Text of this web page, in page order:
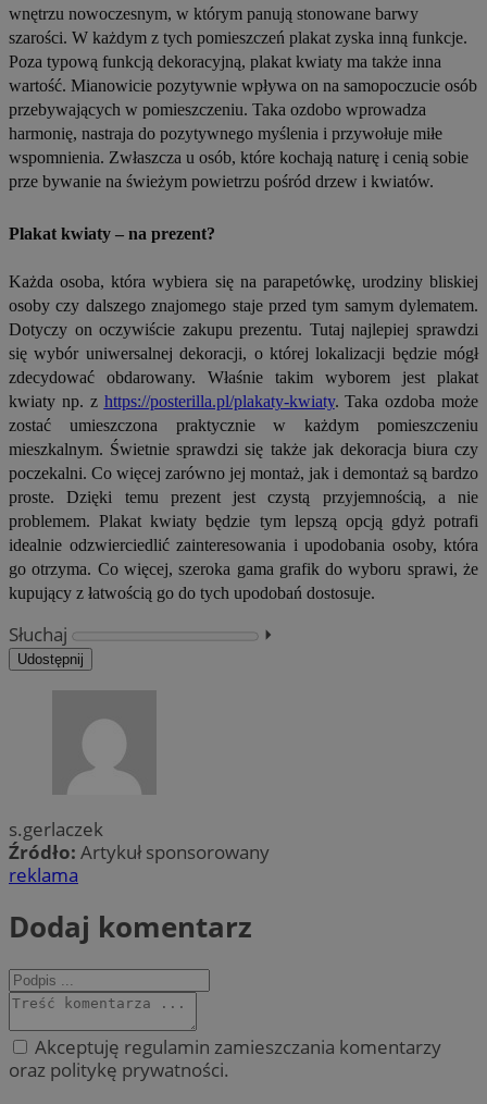
wnętrzu nowoczesnym, w którym panują stonowane barwy
szarości. W każdym z tych pomieszczeń plakat zyska inną funkcje.
Poza typową funkcją dekoracyjną, plakat kwiaty ma także inna
wartość. Mianowicie pozytywnie wpływa on na samopoczucie osób
przebywających w pomieszczeniu. Taka ozdobo wprowadza
harmonię, nastraja do pozytywnego myślenia i przywołuje miłe
wspomnienia. Zwłaszcza u osób, które kochają naturę i cenią sobie
prze bywanie na świeżym powietrzu pośród drzew i kwiatów.
Plakat kwiaty – na prezent?
Każda osoba, która wybiera się na parapetówkę, urodziny bliskiej
osoby czy dalszego znajomego staje przed tym samym dylematem.
Dotyczy on oczywiście zakupu prezentu. Tutaj najlepiej sprawdzi
się wybór uniwersalnej dekoracji, o której lokalizacji będzie mógł
zdecydować obdarowany. Właśnie takim wyborem jest plakat
kwiaty np. z https://posterilla.pl/plakaty-kwiaty. Taka ozdoba może
zostać umieszczona praktycznie w każdym pomieszczeniu
mieszkalnym. Świetnie sprawdzi się także jak dekoracja biura czy
poczekalni. Co więcej zarówno jej montaż, jak i demontaż są bardzo
proste. Dzięki temu prezent jest czystą przyjemnością, a nie
problemem. Plakat kwiaty będzie tym lepszą opcją gdyż potrafi
idealnie odzwierciedlić zainteresowania i upodobania osoby, która
go otrzyma. Co więcej, szeroka gama grafik do wyboru sprawi, że
kupujący z łatwością go do tych upodobań dostosuje.
Słuchaj ⏵︎
Udostępnij
s.gerlaczek
Źródło: Artykuł sponsorowany
reklama
Dodaj komentarz
Akceptuję regulamin zamieszczania komentarzy
oraz politykę prywatności.